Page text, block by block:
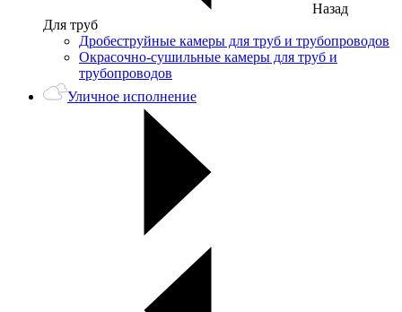
Назад
Для труб
Дробеструйные камеры для труб и трубопроводов
Окрасочно-сушильные камеры для труб и
трубопроводов
Уличное исполнение